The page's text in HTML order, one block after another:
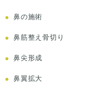
鼻の施術
鼻筋整え骨切り
鼻尖形成
鼻翼拡大